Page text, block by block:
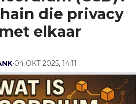
Die Privacy En Regels
Met Elkaar Verbindt
die privacy
elkaar
•04 OKT 2025, 14:11